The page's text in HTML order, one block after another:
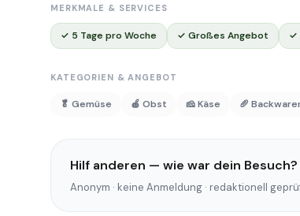
MERKMALE & SERVICES
✓ 5 Tage pro Woche ✓ Großes Angebot ✓
KATEGORIEN & ANGEBOT
🥬 Gemüse 🍎 Obst 🧀 Käse 🥖
Hilf anderen — wie war dein Besuch?
Anonym · keine Anmeldung · redaktionell